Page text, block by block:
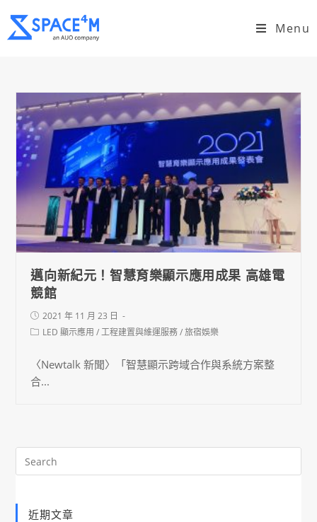
Menu
邁向新紀元！智慧育樂顯示應用成果 高雄電
競館
2021 年 11 月 23 日
LED 顯示應用 / 工程建置與維運服務 / 旅宿娛樂
〈Newtalk 新聞〉「智慧顯示跨域合作與系統方案整
合...
近期文章